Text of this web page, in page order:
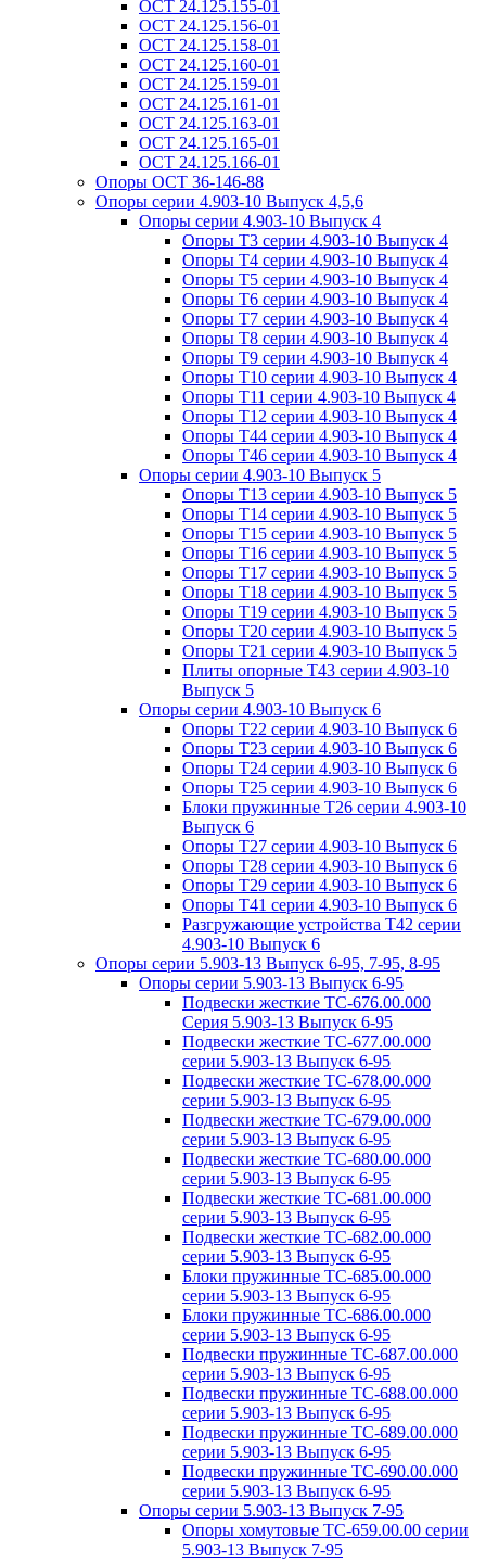
ОСТ 24.125.155-01
ОСТ 24.125.156-01
ОСТ 24.125.158-01
ОСТ 24.125.160-01
ОСТ 24.125.159-01
ОСТ 24.125.161-01
ОСТ 24.125.163-01
ОСТ 24.125.165-01
ОСТ 24.125.166-01
Опоры ОСТ 36-146-88
Опоры серии 4.903-10 Выпуск 4,5,6
Опоры серии 4.903-10 Выпуск 4
Опоры Т3 серии 4.903-10 Выпуск 4
Опоры Т4 серии 4.903-10 Выпуск 4
Опоры Т5 серии 4.903-10 Выпуск 4
Опоры Т6 серии 4.903-10 Выпуск 4
Опоры Т7 серии 4.903-10 Выпуск 4
Опоры Т8 серии 4.903-10 Выпуск 4
Опоры Т9 серии 4.903-10 Выпуск 4
Опоры Т10 серии 4.903-10 Выпуск 4
Опоры Т11 серии 4.903-10 Выпуск 4
Опоры Т12 серии 4.903-10 Выпуск 4
Опоры Т44 серии 4.903-10 Выпуск 4
Опоры Т46 серии 4.903-10 Выпуск 4
Опоры серии 4.903-10 Выпуск 5
Опоры Т13 серии 4.903-10 Выпуск 5
Опоры Т14 серии 4.903-10 Выпуск 5
Опоры Т15 серии 4.903-10 Выпуск 5
Опоры Т16 серии 4.903-10 Выпуск 5
Опоры Т17 серии 4.903-10 Выпуск 5
Опоры Т18 серии 4.903-10 Выпуск 5
Опоры Т19 серии 4.903-10 Выпуск 5
Опоры Т20 серии 4.903-10 Выпуск 5
Опоры Т21 серии 4.903-10 Выпуск 5
Плиты опорные Т43 серии 4.903-10
Выпуск 5
Опоры серии 4.903-10 Выпуск 6
Опоры Т22 серии 4.903-10 Выпуск 6
Опоры Т23 серии 4.903-10 Выпуск 6
Опоры Т24 серии 4.903-10 Выпуск 6
Опоры Т25 серии 4.903-10 Выпуск 6
Блоки пружинные Т26 серии 4.903-10
Выпуск 6
Опоры Т27 серии 4.903-10 Выпуск 6
Опоры Т28 серии 4.903-10 Выпуск 6
Опоры Т29 серии 4.903-10 Выпуск 6
Опоры Т41 серии 4.903-10 Выпуск 6
Разгружающие устройства Т42 серии
4.903-10 Выпуск 6
Опоры серии 5.903-13 Выпуск 6-95, 7-95, 8-95
Опоры серии 5.903-13 Выпуск 6-95
Подвески жесткие ТС-676.00.000
Серия 5.903-13 Выпуск 6-95
Подвески жесткие ТС-677.00.000
серии 5.903-13 Выпуск 6-95
Подвески жесткие ТС-678.00.000
серии 5.903-13 Выпуск 6-95
Подвески жесткие ТС-679.00.000
серии 5.903-13 Выпуск 6-95
Подвески жесткие ТС-680.00.000
серии 5.903-13 Выпуск 6-95
Подвески жесткие ТС-681.00.000
серии 5.903-13 Выпуск 6-95
Подвески жесткие ТС-682.00.000
серии 5.903-13 Выпуск 6-95
Блоки пружинные ТС-685.00.000
серии 5.903-13 Выпуск 6-95
Блоки пружинные ТС-686.00.000
серии 5.903-13 Выпуск 6-95
Подвески пружинные ТС-687.00.000
серии 5.903-13 Выпуск 6-95
Подвески пружинные ТС-688.00.000
серии 5.903-13 Выпуск 6-95
Подвески пружинные ТС-689.00.000
серии 5.903-13 Выпуск 6-95
Подвески пружинные ТС-690.00.000
серии 5.903-13 Выпуск 6-95
Опоры серии 5.903-13 Выпуск 7-95
Опоры хомутовые ТС-659.00.00 серии
5.903-13 Выпуск 7-95